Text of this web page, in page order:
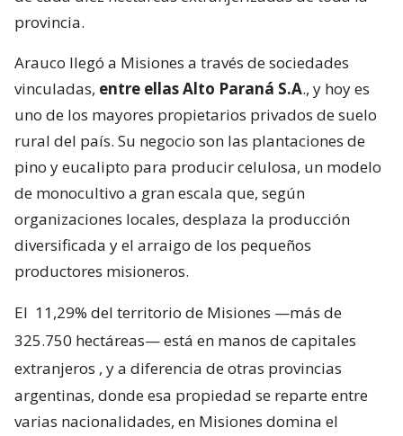
provincia.
Arauco llegó a Misiones a través de sociedades
vinculadas, entre ellas Alto Paraná S.A., y hoy es
uno de los mayores propietarios privados de suelo
rural del país. Su negocio son las plantaciones de
pino y eucalipto para producir celulosa, un modelo
de monocultivo a gran escala que, según
organizaciones locales, desplaza la producción
diversificada y el arraigo de los pequeños
productores misioneros.
El 11,29% del territorio de Misiones —más de
325.750 hectáreas— está en manos de capitales
extranjeros , y a diferencia de otras provincias
argentinas, donde esa propiedad se reparte entre
varias nacionalidades, en Misiones domina el